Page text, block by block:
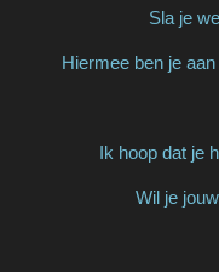
Sla je
Hiermee ben je
Ik hoop dat je
Wil je